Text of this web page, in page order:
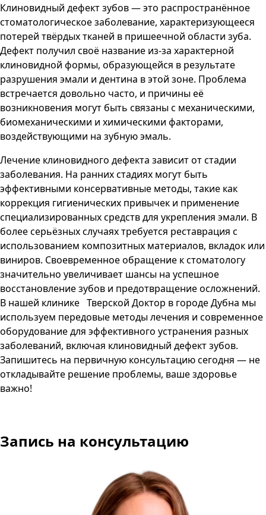
Клиновидный дефект зубов — это распространённое
стоматологическое заболевание, характеризующееся
потерей твёрдых тканей в пришеечной области зуба.
Дефект получил своё название из-за характерной
клиновидной формы, образующейся в результате
разрушения эмали и дентина в этой зоне. Проблема
встречается довольно часто, и причины её
возникновения могут быть связаны с механическими,
биомеханическими и химическими факторами,
воздействующими на зубную эмаль.
Лечение клиновидного дефекта зависит от стадии
заболевания. На ранних стадиях могут быть
эффективными консервативные методы, такие как
коррекция гигиенических привычек и применение
специализированных средств для укрепления эмали. В
более серьёзных случаях требуется реставрация с
использованием композитных материалов, вкладок или
виниров​. Своевременное обращение к стоматологу
значительно увеличивает шансы на успешное
восстановление зубов и предотвращение осложнений.
В нашей клинике Тверской Доктор в городеДубна мы
используем передовые методы лечения и современное
оборудование для эффективного устранения разных
заболеваний, включая клиновидный дефект зубов.
Запишитесь на первичную консультацию сегодня — не
откладывайте решение проблемы, ваше здоровье
важно!
Запись на консультацию